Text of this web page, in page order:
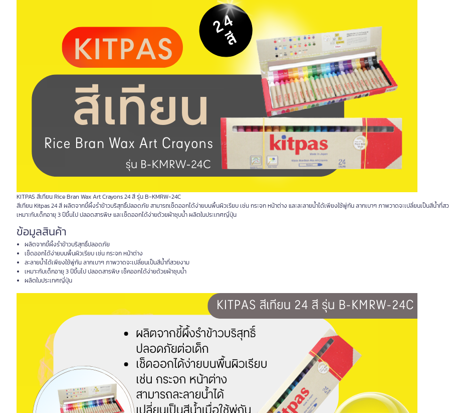
KITPAS สีเทียน Rice Bran Wax Art Crayons 24 สี รุ่น B-KMRW-24C
สีเทียน Kitpas 24 สี ผลิตจากขี้ผึ้งรำข้าวบริสุทธิ์ปลอดภัย สามารถเช็ดออกได้ง่ายบนพื้นผิวเรียบ เช่น กระจก หน้าต่าง และละลายน้ำได้เพียงใช้พู่กัน ลากเบาๆ ภาพวาดจะเปลี่ยนเป็นสีน้ำที่ส
เหมาะกับเด็กอายุ 3 ปีขึ้นไป ปลอดสารพิษ และเช็ดออกได้ง่ายด้วยผ้าชุบน้ำ ผลิตในประเทศญี่ปุ่น
ข้อมูลสินค้า
ผลิตจากขี้ผึ้งรำข้าวบริสุทธิ์ปลอดภัย
เช็ดออกได้ง่ายบนพื้นผิวเรียบ เช่น กระจก หน้าต่าง
ละลายน้ำได้เพียงใช้พู่กัน ลากเบาๆ ภาพวาดจะเปลี่ยนเป็นสีน้ำที่สวยงาม
เหมาะกับเด็กอายุ 3 ปีขึ้นไป ปลอดสารพิษ เช็คออกได้ง่ายด้วยผ้าชุบน้ำ
ผลิตในประเทศญี่ปุ่น